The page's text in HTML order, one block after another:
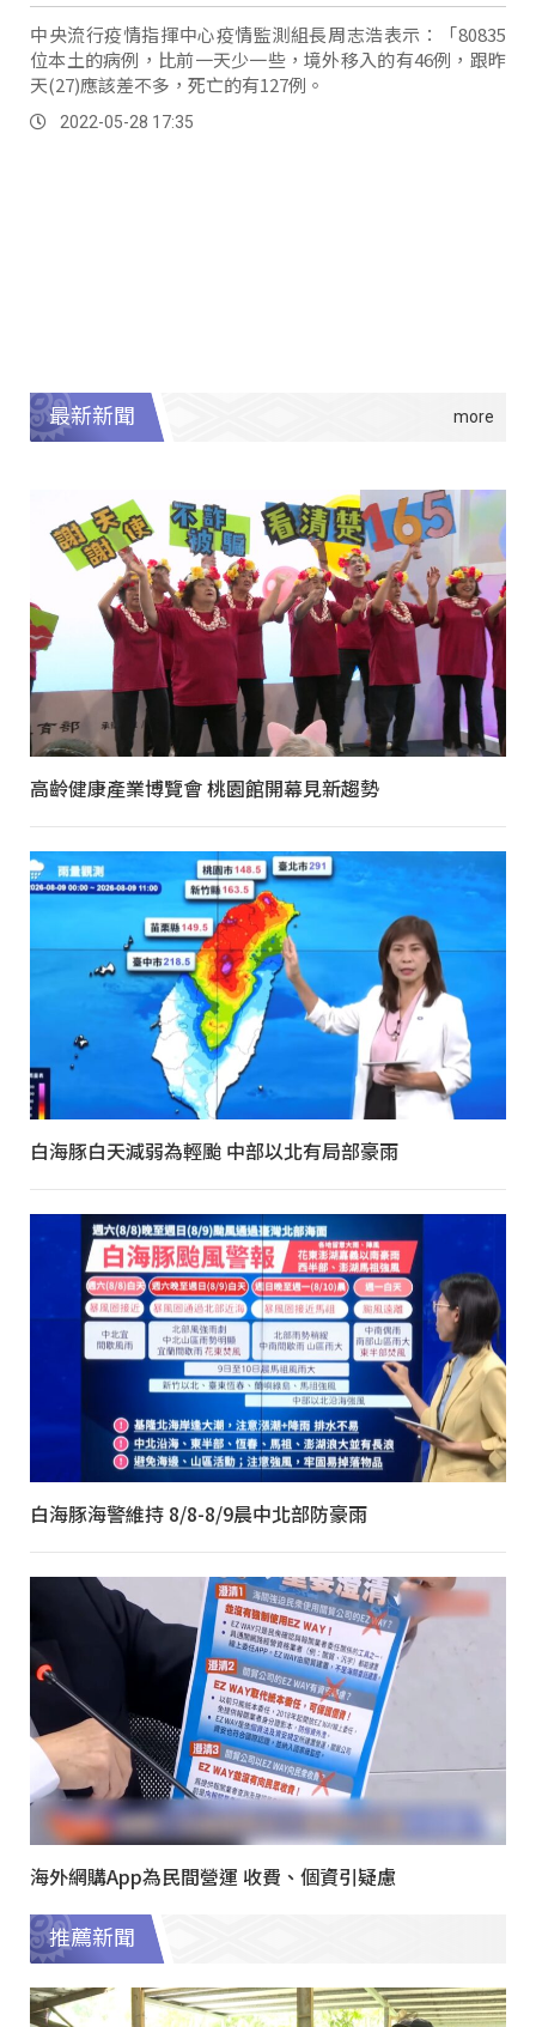
中央流行疫情指揮中心疫情監測組長周志浩表示：「80835
位本土的病例，比前一天少一些，境外移入的有46例，跟昨
天(27)應該差不多，死亡的有127例。
2022-05-28 17:35
最新新聞
高齡健康產業博覽會 桃園館開幕見新趨勢
白海豚白天減弱為輕颱 中部以北有局部豪雨
白海豚海警維持 8/8-8/9晨中北部防豪雨
海外網購App為民間營運 收費、個資引疑慮
推薦新聞